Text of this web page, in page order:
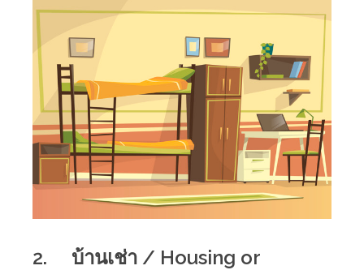
2.
บ้านเช่า / Housing or